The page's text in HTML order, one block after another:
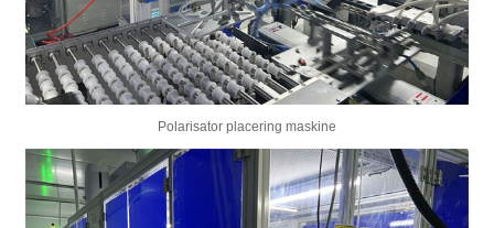
Polarisator placering maskine